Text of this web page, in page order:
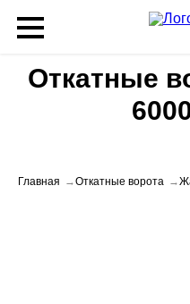
Откатные
Главная Откатные ворота